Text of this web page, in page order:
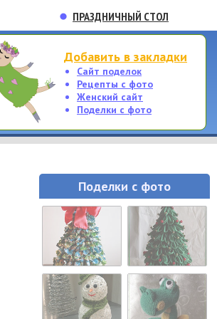
ПРАЗДНИЧНЫЙ СТОЛ
Добавить в закладки
Сайт поделок
Рецепты с фото
Женский сайт
Поделки с фото
Поделки с фото